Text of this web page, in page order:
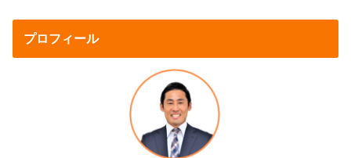
プロフィール